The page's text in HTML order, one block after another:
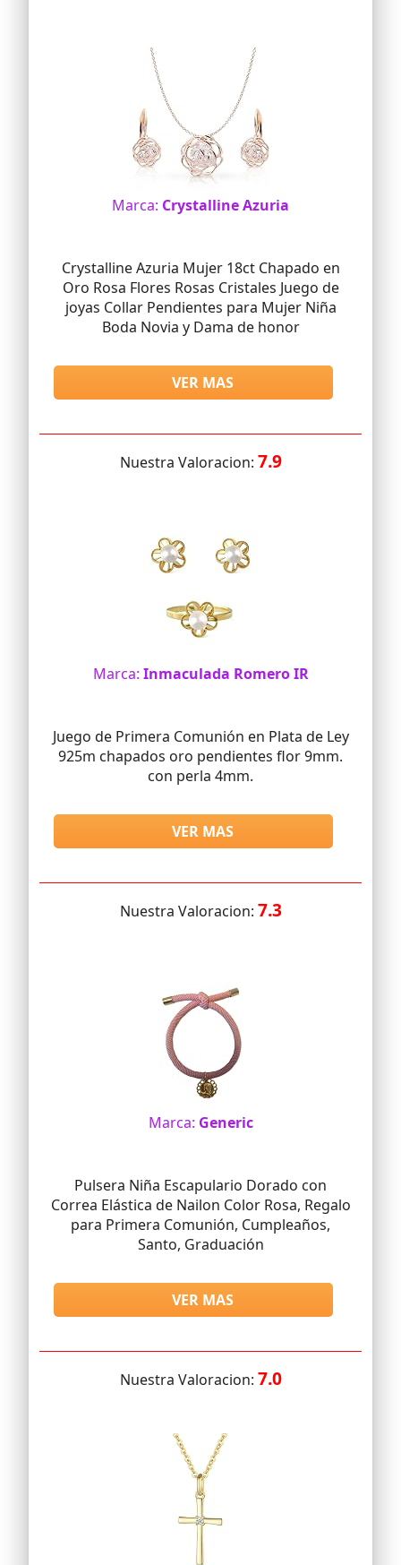
acuerdo a una estricta normativa. La
tarjeta con mensaje Happiness se
presenta en una bolsa de polipropileno
ecológica y 100% reciclable.
Marca: Crystalline Azuria
Crystalline Azuria Mujer 18ct Chapado en
Oro Rosa Flores Rosas Cristales Juego de
joyas Collar Pendientes para Mujer Niña
Boda Novia y Dama de honor
VER MAS
Nuestra Valoracion: 7.9
Marca: Inmaculada Romero IR
Juego de Primera Comunión en Plata de Ley
925m chapados oro pendientes flor 9mm.
con perla 4mm.
VER MAS
Nuestra Valoracion: 7.3
Marca: Generic
Pulsera Niña Escapulario Dorado con
Correa Elástica de Nailon Color Rosa, Regalo
para Primera Comunión, Cumpleaños,
Santo, Graduación
VER MAS
Nuestra Valoracion: 7.0